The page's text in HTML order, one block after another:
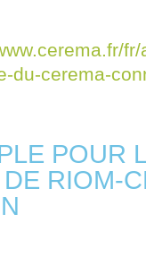
du-cerema-
POUR
RIOM-